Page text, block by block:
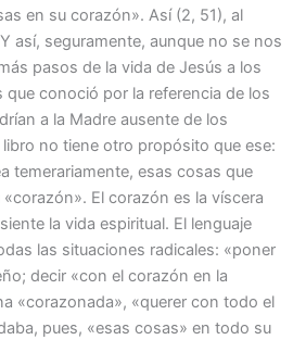
en su corazón». Así (2, 51), al
así, seguramente, aunque no se nos
pasos de la vida de Jesús a los
que conoció por la referencia de los
a la Madre ausente de los
no tiene otro propósito que ese:
temerariamente, esas cosas que
El corazón es la víscera
la vida espiritual. El lenguaje
las situaciones radicales: «poner
decir «con el corazón en la
«corazonada», «querer con todo el
pues, «esas cosas» en todo su